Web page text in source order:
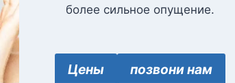
более сильное опущение.
Цены позвони нам